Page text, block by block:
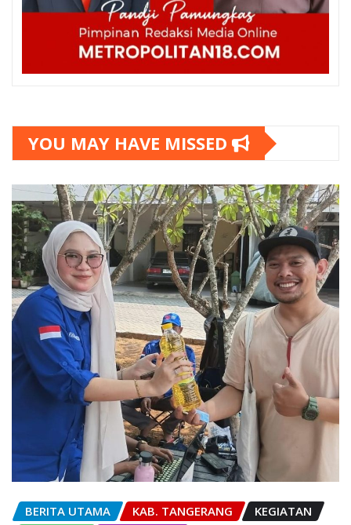
YOU MAY HAVE MISSED
BERITA UTAMA KAB. TANGERANG
KEGIATAN